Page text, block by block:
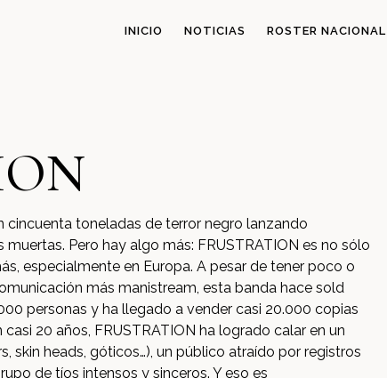
INICIO NOTICIAS ROSTER NACIONAL
cincuenta toneladas de terror negro lanzando
Pero hay algo más: FRUSTRATION es no sólo
especialmente en Europa. A pesar de tener poco o
más manistream, esta banda hace sold
personas y ha llegado a vender casi 20.000 copias
20 años, FRUSTRATION ha logrado calar en un
skin heads, góticos…), un público atraído por registros
de tíos intensos y sinceros. Y eso es